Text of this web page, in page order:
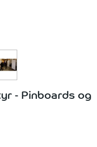
- Pinboards og